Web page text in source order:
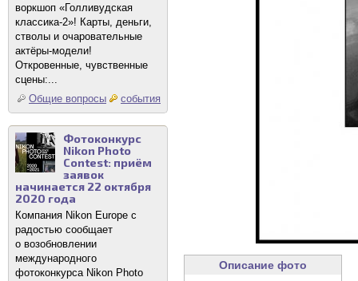
воркшоп «Голливудская
классика-2»! Карты, деньги,
стволы и очаровательные
актёры-модели!
Откровенные, чувственные
сцены:...
Общие вопросы
события
Фотоконкурс
Nikon Photo
Contest: приём
заявок
начинается 22 октября
2020 года
Компания Nikon Europe с
радостью сообщает
о возобновлении
международного
фотоконкурса Nikon Photo
Описание фото